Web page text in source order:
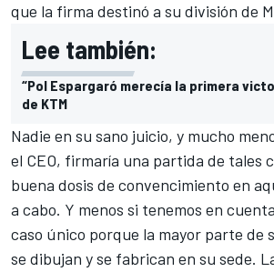
que la firma destinó a su división de
Lee también:
“Pol Espargaró merecía la primera
de KTM
Nadie en su sano juicio, y mucho
el CEO, firmaría una partida de tales
buena dosis de convencimiento en
a cabo. Y menos si tenemos en
caso único porque la mayor parte de
se dibujan y se fabrican en su sede.